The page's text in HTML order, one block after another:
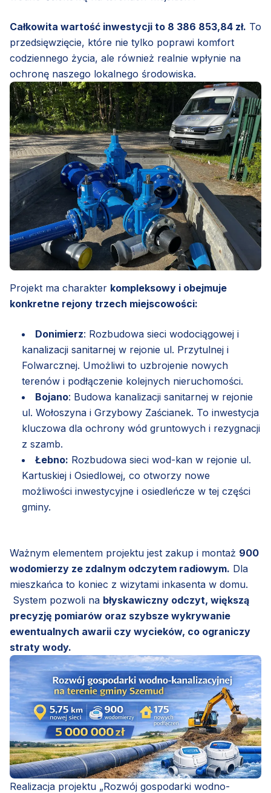
Całkowita wartość inwestycji to 8 386 853,84 zł. To
przedsięwzięcie, które nie tylko poprawi komfort
codziennego życia, ale również realnie wpłynie na
ochronę naszego lokalnego środowiska.
Projekt ma charakter kompleksowy i obejmuje
konkretne rejony trzech miejscowości:
Donimierz: Rozbudowa sieci wodociągowej i
kanalizacji sanitarnej w rejonie ul. Przytulnej i
Folwarcznej. Umożliwi to uzbrojenie nowych
terenów i podłączenie kolejnych nieruchomości.
Bojano: Budowa kanalizacji sanitarnej w rejonie
ul. Wołoszyna i Grzybowy Zaścianek. To inwestycja
kluczowa dla ochrony wód gruntowych i rezygnacji
z szamb.
Łebno: Rozbudowa sieci wod-kan w rejonie ul.
Kartuskiej i Osiedlowej, co otworzy nowe
możliwości inwestycyjne i osiedleńcze w tej części
gminy.
Ważnym elementem projektu jest zakup i montaż 900
wodomierzy ze zdalnym odczytem radiowym. Dla
mieszkańca to koniec z wizytami inkasenta w domu.
System pozwoli na błyskawiczny odczyt, większą
precyzję pomiarów oraz szybsze wykrywanie
ewentualnych awarii czy wycieków, co ograniczy
straty wody.
Realizacja projektu „Rozwój gospodarki wodno-